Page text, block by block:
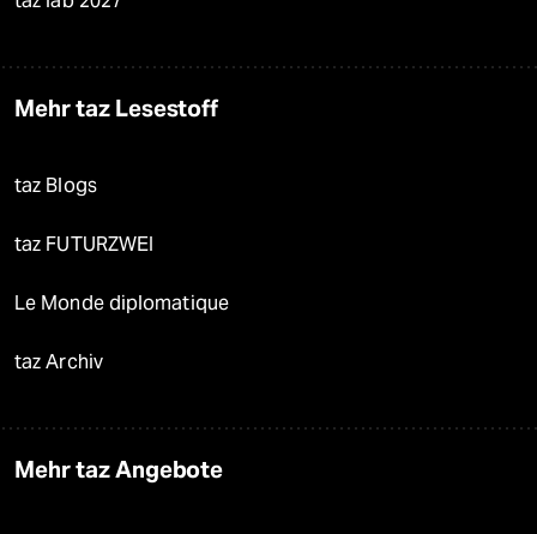
Mehr taz Lesestoff
taz Blogs
taz FUTURZWEI
Le Monde diplomatique
taz Archiv
Mehr taz Angebote